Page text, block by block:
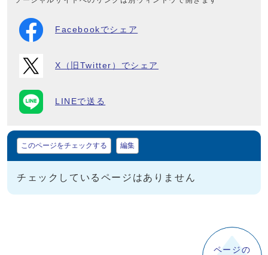
Facebookでシェア
X（旧Twitter）でシェア
LINEで送る
マイページ
このページをチェックする 編集
チェックしているページはありません
ページの